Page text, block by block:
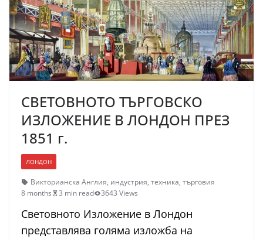
СВЕТОВНОТО ТЪРГОВСКО
ИЗЛОЖЕНИЕ В ЛОНДОН ПРЕЗ
1851 г.
ЛОНДОН
Викторианска Англия, индустрия, техника, търговия
8 months
3 min read 3643 Views
Световното Изложение в Лондон
представлява голяма изложба на